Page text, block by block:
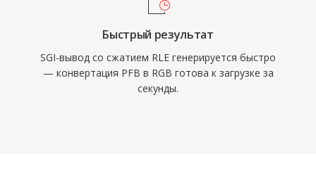
Быстрый результат
SGI-вывод со сжатием RLE генерируется быстро
— конвертация PFB в RGB готова к загрузке за
секунды.